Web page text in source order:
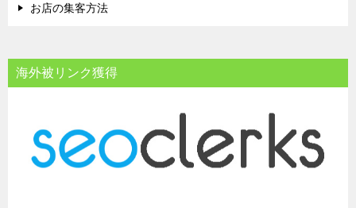
お店の集客方法
海外被リンク獲得